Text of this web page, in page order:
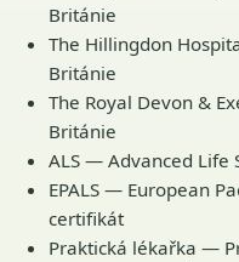
Británie
The Hillingdon
Británie
The Royal Devon &
Británie
ALS — Advanced Life
EPALS — European
certifikát
Praktická lékařka —